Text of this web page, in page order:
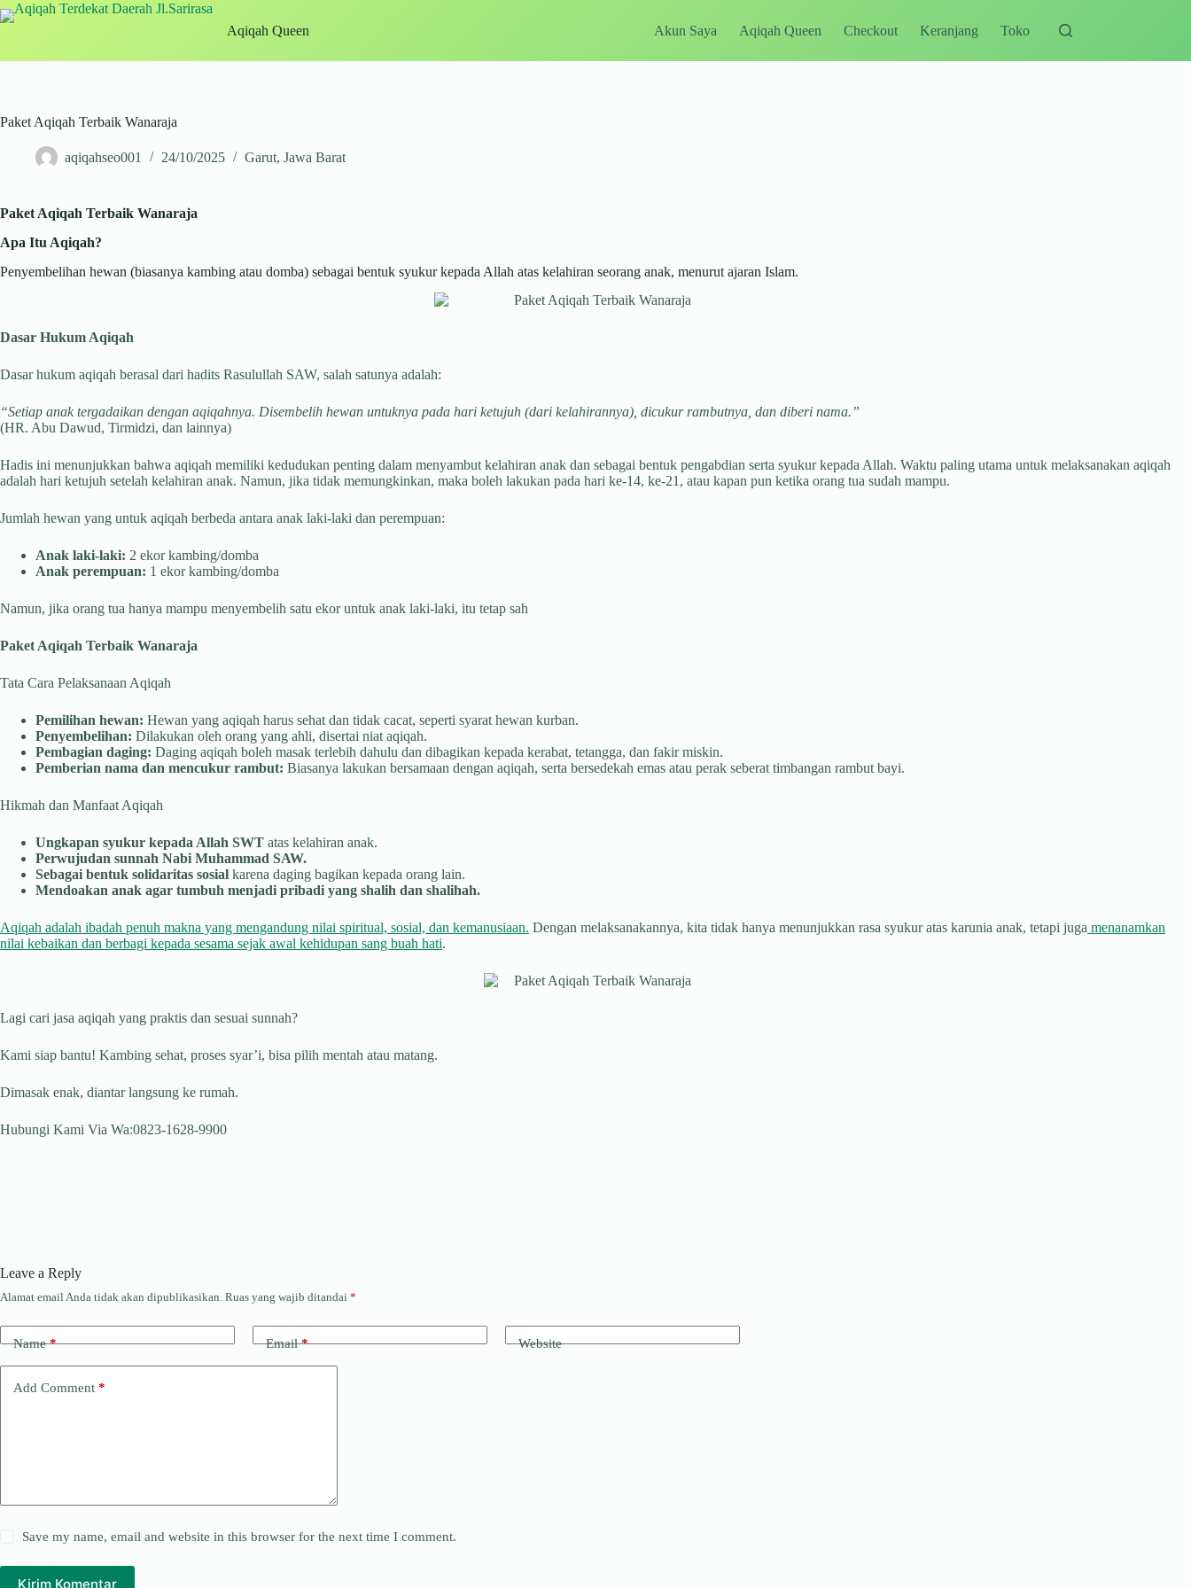
Skip
to
Aqiqah Queen Akun Saya Aqiqah Queen Checkout Keranjang Toko
Paket Aqiqah Terbaik Wanaraja
aqiqahseo001 24/10/2025 Garut, Jawa Barat
Paket Aqiqah Terbaik Wanaraja
Apa Itu Aqiqah?
Penyembelihan hewan (biasanya kambing atau domba) sebagai bentuk syukur kepada Allah atas kelahiran seorang anak, menurut ajaran Islam.
Dasar Hukum Aqiqah
Dasar hukum aqiqah berasal dari hadits Rasulullah SAW, salah satunya adalah:
“Setiap anak tergadaikan dengan aqiqahnya. Disembelih hewan untuknya pada hari ketujuh (dari kelahirannya), dicukur rambutnya, dan diberi nama.”
(HR. Abu Dawud, Tirmidzi, dan lainnya)
Hadis ini menunjukkan bahwa aqiqah memiliki kedudukan penting dalam menyambut kelahiran anak dan sebagai bentuk pengabdian serta syukur kepada Allah. Waktu paling utama untuk melaksanakan aqiqah
adalah hari ketujuh setelah kelahiran anak. Namun, jika tidak memungkinkan, maka boleh lakukan pada hari ke-14, ke-21, atau kapan pun ketika orang tua sudah mampu.
Jumlah hewan yang untuk aqiqah berbeda antara anak laki-laki dan perempuan:
Anak laki-laki: 2 ekor kambing/domba
Anak perempuan: 1 ekor kambing/domba
Namun, jika orang tua hanya mampu menyembelih satu ekor untuk anak laki-laki, itu tetap sah
Paket Aqiqah Terbaik Wanaraja
Tata Cara Pelaksanaan Aqiqah
Pemilihan hewan: Hewan yang aqiqah harus sehat dan tidak cacat, seperti syarat hewan kurban.
Penyembelihan: Dilakukan oleh orang yang ahli, disertai niat aqiqah.
Pembagian daging: Daging aqiqah boleh masak terlebih dahulu dan dibagikan kepada kerabat, tetangga, dan fakir miskin.
Pemberian nama dan mencukur rambut: Biasanya lakukan bersamaan dengan aqiqah, serta bersedekah emas atau perak seberat timbangan rambut bayi.
Hikmah dan Manfaat Aqiqah
Ungkapan syukur kepada Allah SWT atas kelahiran anak.
Perwujudan sunnah Nabi Muhammad SAW.
Sebagai bentuk solidaritas sosial karena daging bagikan kepada orang lain.
Mendoakan anak agar tumbuh menjadi pribadi yang shalih dan shalihah.
Aqiqah adalah ibadah penuh makna yang mengandung nilai spiritual, sosial, dan kemanusiaan. Dengan melaksanakannya, kita tidak hanya menunjukkan rasa syukur atas karunia anak, tetapi juga menanamkan
nilai kebaikan dan berbagi kepada sesama sejak awal kehidupan sang buah hati.
Lagi cari jasa aqiqah yang praktis dan sesuai sunnah?
Kami siap bantu! Kambing sehat, proses syar’i, bisa pilih mentah atau matang.
Dimasak enak, diantar langsung ke rumah.
Hubungi Kami Via Wa:0823-1628-9900
Leave a Reply
Alamat email Anda tidak akan dipublikasikan. Ruas yang wajib ditandai *
Name* Email* Website
Add Comment *
Save my name, email and website in this browser for the next time I comment.
Kirim Komentar